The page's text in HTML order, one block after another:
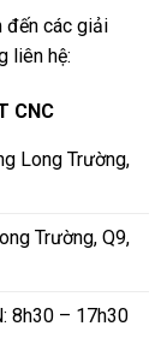
đến các giải
liên hệ:
CNC
Long Trường,
Trường, Q9,
8h30 – 17h30